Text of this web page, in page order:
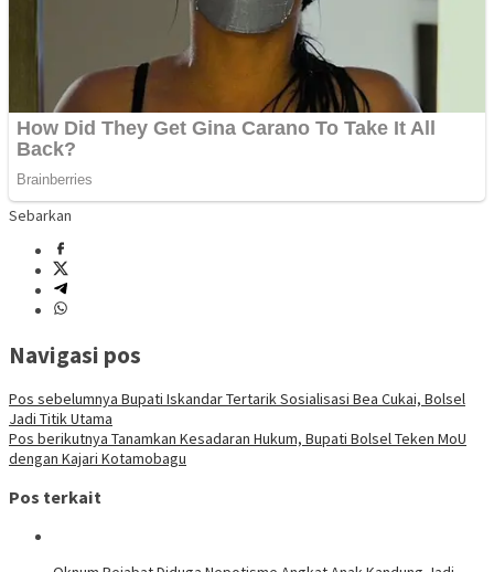
Sebarkan
Navigasi pos
Pos sebelumnya Bupati Iskandar Tertarik Sosialisasi Bea Cukai, Bolsel
Jadi Titik Utama
Pos berikutnya Tanamkan Kesadaran Hukum, Bupati Bolsel Teken MoU
dengan Kajari Kotamobagu
Pos terkait